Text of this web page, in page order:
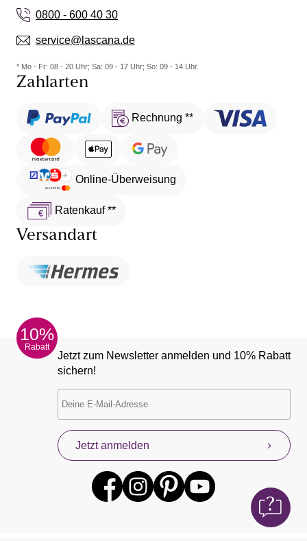
0800 - 600 40 30
service@lascana.de
* Mo - Fr: 08 - 20 Uhr; Sa: 09 - 17 Uhr; So: 09 - 14 Uhr.
Zahlarten
Rechnung **
Online-Überweisung
Ratenkauf **
Versandart
10%
Rabatt
Jetzt zum Newsletter anmelden und 10% Rabatt
sichern!
Jetzt anmelden